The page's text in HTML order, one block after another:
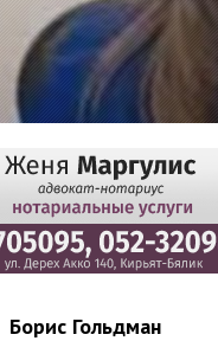
Борис Гольдман